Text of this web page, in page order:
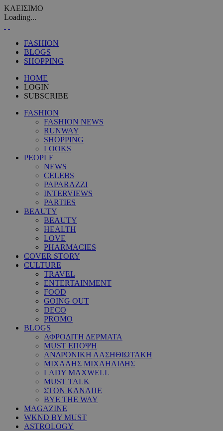
ΚΛΕΙΣΙΜΟ
Loading...
FASHION
BLOGS
SHOPPING
HOME
LOGIN
SUBSCRIBE
FASHION
FASHION NEWS
RUNWAY
SHOPPING
LOOKS
PEOPLE
NEWS
CELEBS
PAPARAZZI
INTERVIEWS
PARTIES
BEAUTY
BEAUTY
HEALTH
LOVE
PHARMACIES
COVER STORY
CULTURE
TRAVEL
ENTERTAINMENT
FOOD
GOING OUT
DECO
PROMO
BLOGS
ΑΦΡΟΔΙΤΗ ΔΕΡΜΑΤΑ
MUST ΕΠΟΨΗ
ΑΝΔΡΟΝΙΚΗ ΛΑΣΗΘΙΩΤΑΚΗ
ΜΙΧΑΛΗΣ ΜΙΧΑΗΛΙΔΗΣ
LADY MAXWELL
MUST TALK
ΣΤΟΝ ΚΑΝΑΠΕ
BYE THE WAY
MAGAZINE
WKND BY MUST
ASTROLOGY